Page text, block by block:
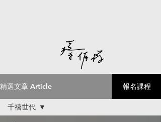
精選文章 Article
千禧世代
報名課程